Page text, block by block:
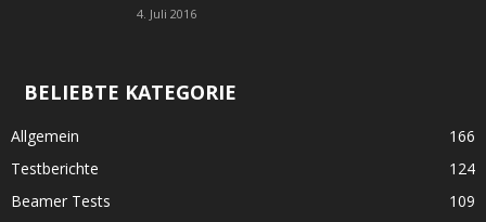
4. Juli 2016
BELIEBTE KATEGORIE
Allgemein
166
Testberichte
124
Beamer Tests
109